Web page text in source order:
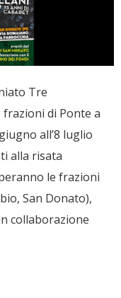
Tre
di Ponte a
all’8 luglio
alla risata
le frazioni
San Donato),
collaborazione